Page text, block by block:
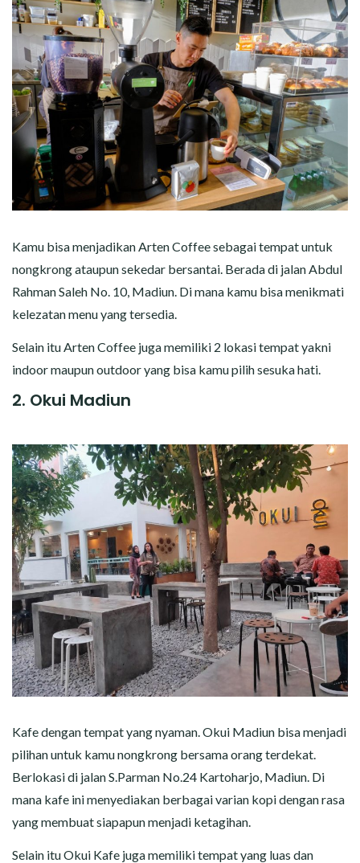
Kamu bisa menjadikan Arten Coffee sebagai tempat untuk
nongkrong ataupun sekedar bersantai. Berada di jalan Abdul
Rahman Saleh No. 10, Madiun. Di mana kamu bisa menikmati
kelezatan menu yang tersedia.
Selain itu Arten Coffee juga memiliki 2 lokasi tempat yakni
indoor maupun outdoor yang bisa kamu pilih sesuka hati.
2. Okui Madiun
Kafe dengan tempat yang nyaman. Okui Madiun bisa menjadi
pilihan untuk kamu nongkrong bersama orang terdekat.
Berlokasi di jalan S.Parman No.24 Kartoharjo, Madiun. Di
mana kafe ini menyediakan berbagai varian kopi dengan rasa
yang membuat siapapun menjadi ketagihan.
Selain itu Okui Kafe juga memiliki tempat yang luas dan